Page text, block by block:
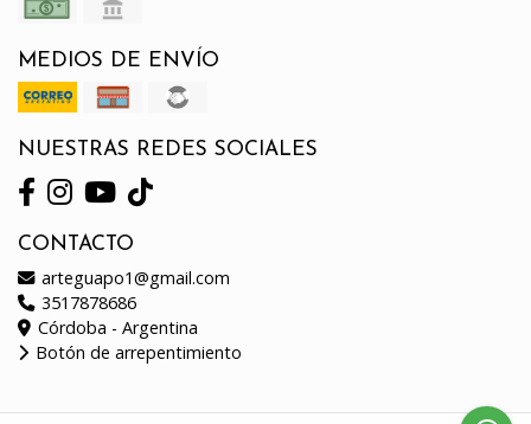
MEDIOS DE ENVÍO
NUESTRAS REDES SOCIALES
CONTACTO
arteguapo1@gmail.com
3517878686
Córdoba - Argentina
Botón de arrepentimiento